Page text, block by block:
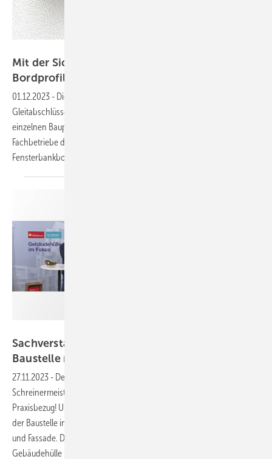
Mit der Sicherungsklammer von BUG ist das
Bordprofil schnell
01.12.2023 - Die Sicherungsklammer für die Fensterbank-
Gleitabschlüsse von BUG erhöht die Montagesicherung während der
einzelnen Bauphasen an den Bauobjekten. Hier erfahren, wie
Fachbetriebe die Sicherungsklammer ganz schnell und einfach bei
Fensterbankbordprofilen
Sachverständiger Marc Schütt - was auf der
Baustelle nicht alles schiefgehen
27.11.2023 - Der Sachverständige Marc Schütt ist selbst
Schreinermeister und Fensterbauer – ein Experte also mit direktem
Praxisbezug! Und Marc Schütt weiß, was alles schief gehen kann auf
der Baustelle in Sachen Befestigung und Abdichtung von Fenster, Tür
und Fassade. Darüber berichtet er in diesem Video vom Fachforum
Gebäudehülle im